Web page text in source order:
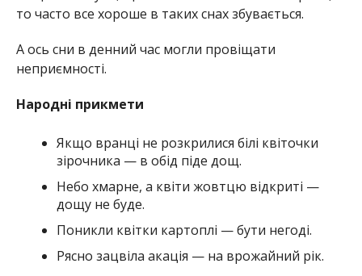
то часто все хороше в таких снах збувається.
А ось сни в денний час могли провіщати
неприємності.
Народні прикмети
Якщо вранці не розкрилися білі квіточки
зірочника — в обід піде дощ.
Небо хмарне, а квіти жовтцю відкриті —
дощу не буде.
Поникли квітки картоплі — бути негоді.
Рясно зацвіла акація — на врожайний рік.